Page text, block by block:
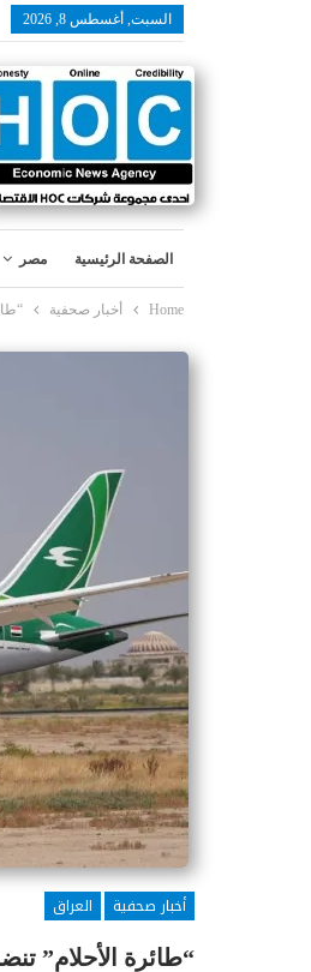
السبت, أغسطس 8, 2026
الصفحة الرئيسية مصر
Home أخبار صحفية
أخبار صحفية
العراق
“طائرة الأحلام”